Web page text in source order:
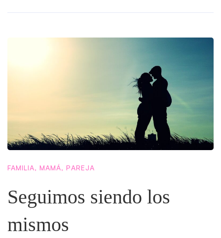
FAMILIA, MAMÁ, PAREJA
Seguimos siendo los
mismos